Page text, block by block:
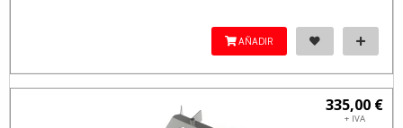
AÑADIR
335,00 €
+ IVA